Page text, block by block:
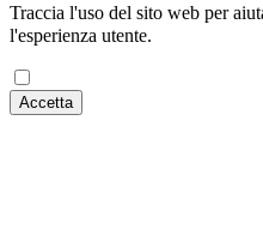
Traccia l'uso del sito web per
l'esperienza utente.
Accetta